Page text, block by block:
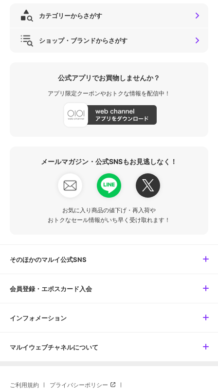
カテゴリーからさがす
ショップ・ブランドからさがす
公式アプリでお買物しませんか？
アプリ限定クーポンやおトクな情報を配信中！
メールマガジン・公式SNSもお見逃しなく！
お気に入り商品の値下げ・再入荷や
おトクなセール情報がいち早く受け取れます！
そのほかのマルイ公式SNS
会員登録・エポスカード入会
インフォメーション
マルイウェブチャネルについて
ご利用規約 プライバシーポリシー